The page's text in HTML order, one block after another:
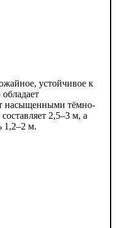
устойчивое к
насыщенными тёмно-
2,5–3 м, а
1,2–2 м.